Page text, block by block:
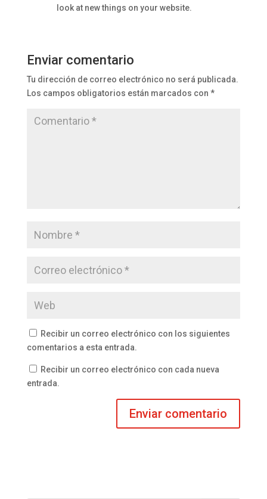
look at new things on your website.
Enviar comentario
Tu dirección de correo electrónico no será publicada.
Los campos obligatorios están marcados con *
Recibir un correo electrónico con los siguientes
comentarios a esta entrada.
Recibir un correo electrónico con cada nueva
entrada.